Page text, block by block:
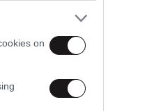
on